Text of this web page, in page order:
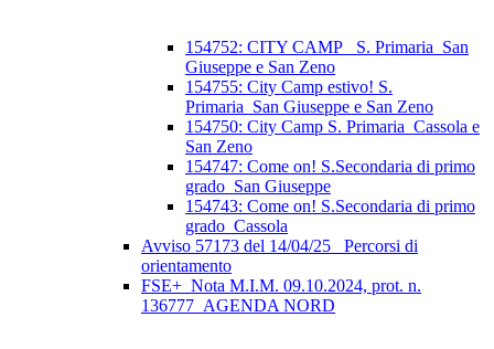
154752: CITY CAMP_ S. Primaria_San
Giuseppe e San Zeno
154755: City Camp estivo! S.
Primaria_San Giuseppe e San Zeno
154750: City Camp S. Primaria_Cassola e
San Zeno
154747: Come on! S.Secondaria di primo
grado_San Giuseppe
154743: Come on! S.Secondaria di primo
grado_Cassola
Avviso 57173 del 14/04/25_ Percorsi di
orientamento
FSE+_Nota M.I.M. 09.10.2024, prot. n.
136777_AGENDA NORD